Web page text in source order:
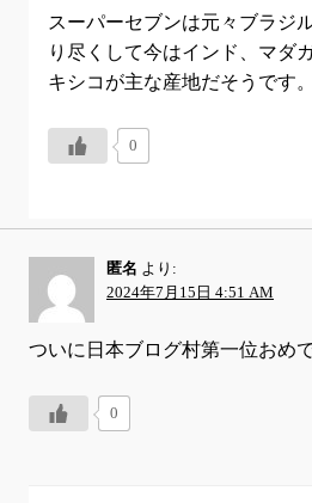
スーパーセブンは元々ブラジ
り尽くして今はインド、マダ
キシコが主な産地だそうです。
0
匿名 より:
2024年7月15日 4:51 AM
ついに日本ブログ村第一位おめ
0